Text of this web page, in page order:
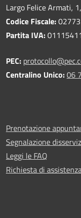
Largo Felice Armati,
Codice Fiscale:
Partita IVA:
PEC:
Centralino Unico:06
Prenotazione
Segnalazione
Leggi le FAQ
Richiesta di